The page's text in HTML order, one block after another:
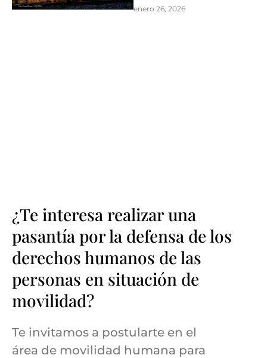
enero 26, 2026
¿Te interesa realizar una
pasantía por la defensa de los
derechos humanos de las
personas en situación de
movilidad?
Te invitamos a postularte en el
área de movilidad humana para